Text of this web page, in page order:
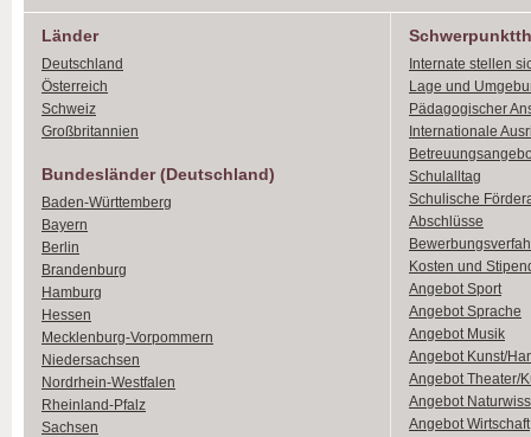
Länder
Deutschland
Österreich
Schweiz
Großbritannien
Bundesländer (Deutschland)
Baden-Württemberg
Bayern
Berlin
Brandenburg
Hamburg
Hessen
Mecklenburg-Vorpommern
Niedersachsen
Nordrhein-Westfalen
Rheinland-Pfalz
Sachsen
Internate stellen
Lage und
Pädagogischer
Internationale
Schulalltag
Schulische
Abschlüsse
Kosten und
Angebot Sport
Angebot Sprache
Angebot Musik
Angebot Kunst/
Angebot Theater/
Angebot
Angebot Wirtschaft